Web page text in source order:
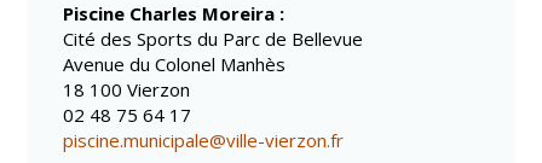
Environnement
Propreté et
déchets
Espaces verts
Assises de la
quartiers
Piscine Charles Moreira :
Cité des Sports du Parc de Bellevue
Avenue du Colonel Manhès
18 100 Vierzon
02 48 75 64 17
piscine.municipale@ville-vierzon.fr